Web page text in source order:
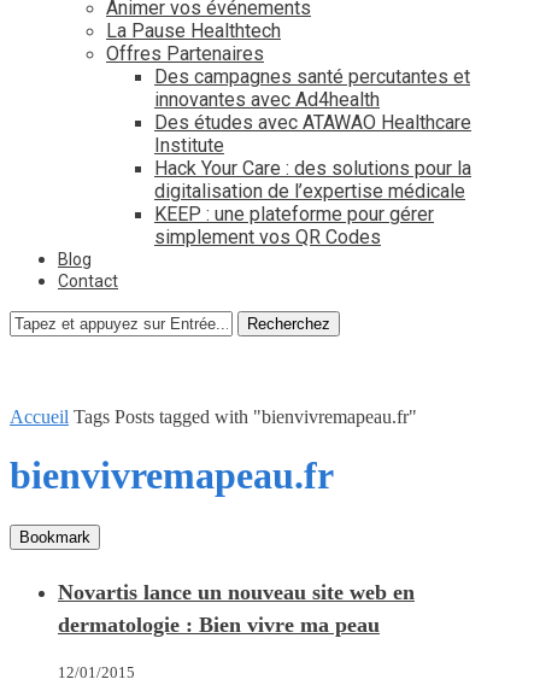
Animer vos événements
La Pause Healthtech
Offres Partenaires
Des campagnes santé percutantes et
innovantes avec Ad4health
Des études avec ATAWAO Healthcare
Institute
Hack Your Care : des solutions pour la
digitalisation de l’expertise médicale
KEEP : une plateforme pour gérer
simplement vos QR Codes
Blog
Contact
Recherchez
Accueil Tags Posts tagged with "bienvivremapeau.fr"
bienvivremapeau.fr
Bookmark
Novartis lance un nouveau site web en
dermatologie : Bien vivre ma peau
12/01/2015